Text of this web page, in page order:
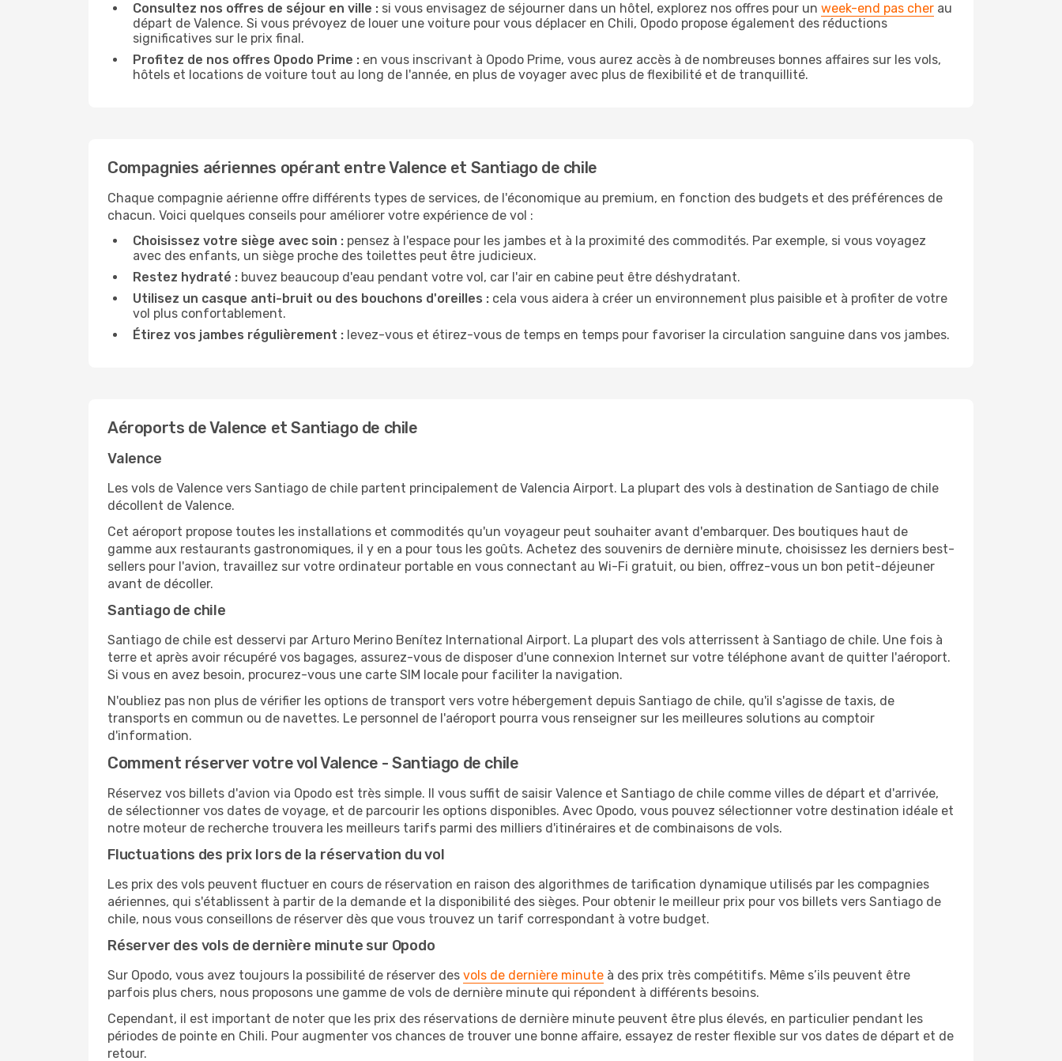
Consultez nos offres de séjour en ville : si vous envisagez de séjourner dans un hôtel, explorez nos offres pour un week-end pas cher au
départ de Valence. Si vous prévoyez de louer une voiture pour vous déplacer en Chili, Opodo propose également des réductions
significatives sur le prix final.
Profitez de nos offres Opodo Prime : en vous inscrivant à Opodo Prime, vous aurez accès à de nombreuses bonnes affaires sur les vols,
hôtels et locations de voiture tout au long de l'année, en plus de voyager avec plus de flexibilité et de tranquillité.
Compagnies aériennes opérant entre Valence et Santiago de chile
Chaque compagnie aérienne offre différents types de services, de l'économique au premium, en fonction des budgets et des préférences de
chacun. Voici quelques conseils pour améliorer votre expérience de vol :
Choisissez votre siège avec soin : pensez à l'espace pour les jambes et à la proximité des commodités. Par exemple, si vous voyagez
avec des enfants, un siège proche des toilettes peut être judicieux.
Restez hydraté : buvez beaucoup d'eau pendant votre vol, car l'air en cabine peut être déshydratant.
Utilisez un casque anti-bruit ou des bouchons d'oreilles : cela vous aidera à créer un environnement plus paisible et à profiter de votre
vol plus confortablement.
Étirez vos jambes régulièrement : levez-vous et étirez-vous de temps en temps pour favoriser la circulation sanguine dans vos jambes.
Aéroports de Valence et Santiago de chile
Valence
Les vols de Valence vers Santiago de chile partent principalement de Valencia Airport. La plupart des vols à destination de Santiago de chile
décollent de Valence.
Cet aéroport propose toutes les installations et commodités qu'un voyageur peut souhaiter avant d'embarquer. Des boutiques haut de
gamme aux restaurants gastronomiques, il y en a pour tous les goûts. Achetez des souvenirs de dernière minute, choisissez les derniers best-
sellers pour l'avion, travaillez sur votre ordinateur portable en vous connectant au Wi-Fi gratuit, ou bien, offrez-vous un bon petit-déjeuner
avant de décoller.
Santiago de chile
Santiago de chile est desservi par Arturo Merino Benítez International Airport. La plupart des vols atterrissent à Santiago de chile. Une fois à
terre et après avoir récupéré vos bagages, assurez-vous de disposer d'une connexion Internet sur votre téléphone avant de quitter l'aéroport.
Si vous en avez besoin, procurez-vous une carte SIM locale pour faciliter la navigation.
N'oubliez pas non plus de vérifier les options de transport vers votre hébergement depuis Santiago de chile, qu'il s'agisse de taxis, de
transports en commun ou de navettes. Le personnel de l'aéroport pourra vous renseigner sur les meilleures solutions au comptoir
d'information.
Comment réserver votre vol Valence - Santiago de chile
Réservez vos billets d'avion via Opodo est très simple. Il vous suffit de saisir Valence et Santiago de chile comme villes de départ et d'arrivée,
de sélectionner vos dates de voyage, et de parcourir les options disponibles. Avec Opodo, vous pouvez sélectionner votre destination idéale et
notre moteur de recherche trouvera les meilleurs tarifs parmi des milliers d'itinéraires et de combinaisons de vols.
Fluctuations des prix lors de la réservation du vol
Les prix des vols peuvent fluctuer en cours de réservation en raison des algorithmes de tarification dynamique utilisés par les compagnies
aériennes, qui s'établissent à partir de la demande et la disponibilité des sièges. Pour obtenir le meilleur prix pour vos billets vers Santiago de
chile, nous vous conseillons de réserver dès que vous trouvez un tarif correspondant à votre budget.
Réserver des vols de dernière minute sur Opodo
Sur Opodo, vous avez toujours la possibilité de réserver des vols de dernière minute à des prix très compétitifs. Même s’ils peuvent être
parfois plus chers, nous proposons une gamme de vols de dernière minute qui répondent à différents besoins.
Cependant, il est important de noter que les prix des réservations de dernière minute peuvent être plus élevés, en particulier pendant les
périodes de pointe en Chili. Pour augmenter vos chances de trouver une bonne affaire, essayez de rester flexible sur vos dates de départ et de
retour.